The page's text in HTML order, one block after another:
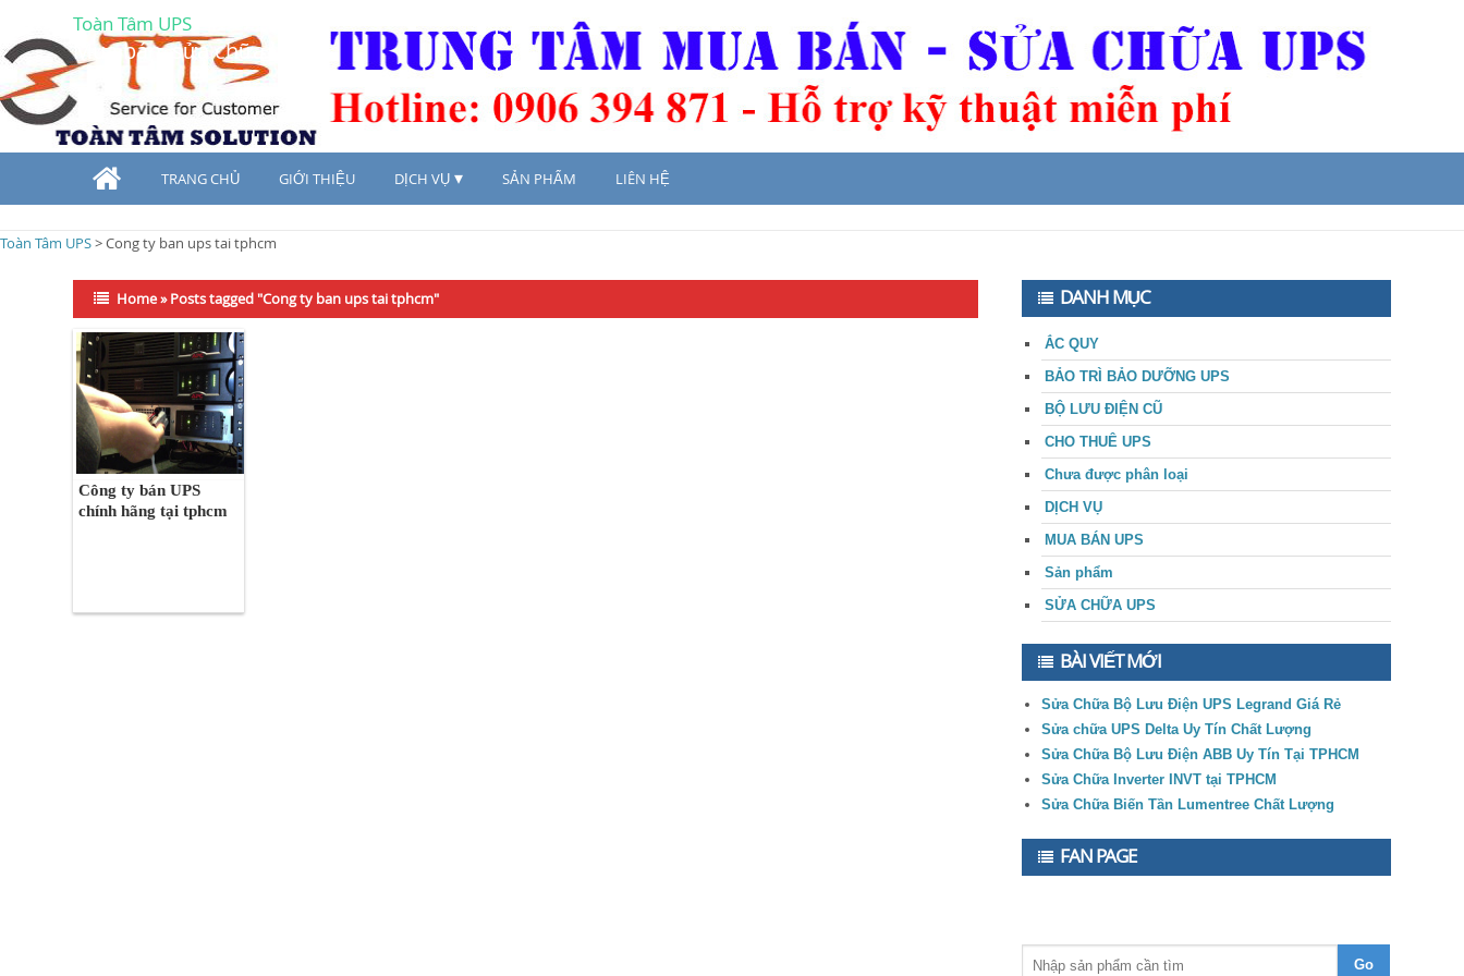
Toàn Tâm UPS
Mua bán, sửa chữa UPS
TRANG CHỦ GIỚI THIỆU DỊCH VỤ SẢN PHẨM LIÊN HỆ
Toàn Tâm UPS>Cong ty ban ups tai tphcm
Home»Posts tagged "Cong ty ban ups tai tphcm"
Công ty bán UPS
chính hãng tại tphcm
DANH MỤC
ẮC QUY
BẢO TRÌ BẢO DƯỠNG UPS
BỘ LƯU ĐIỆN CŨ
CHO THUÊ UPS
Chưa được phân loại
DỊCH VỤ
MUA BÁN UPS
Sản phẩm
SỬA CHỮA UPS
BÀI VIẾT MỚI
Sửa Chữa Bộ Lưu Điện UPS Legrand Giá Rẻ
Sửa chữa UPS Delta Uy Tín Chất Lượng
Sửa Chữa Bộ Lưu Điện ABB Uy Tín Tại TPHCM
Sửa Chữa Inverter INVT tại TPHCM
Sửa Chữa Biến Tần Lumentree Chất Lượng
FAN PAGE